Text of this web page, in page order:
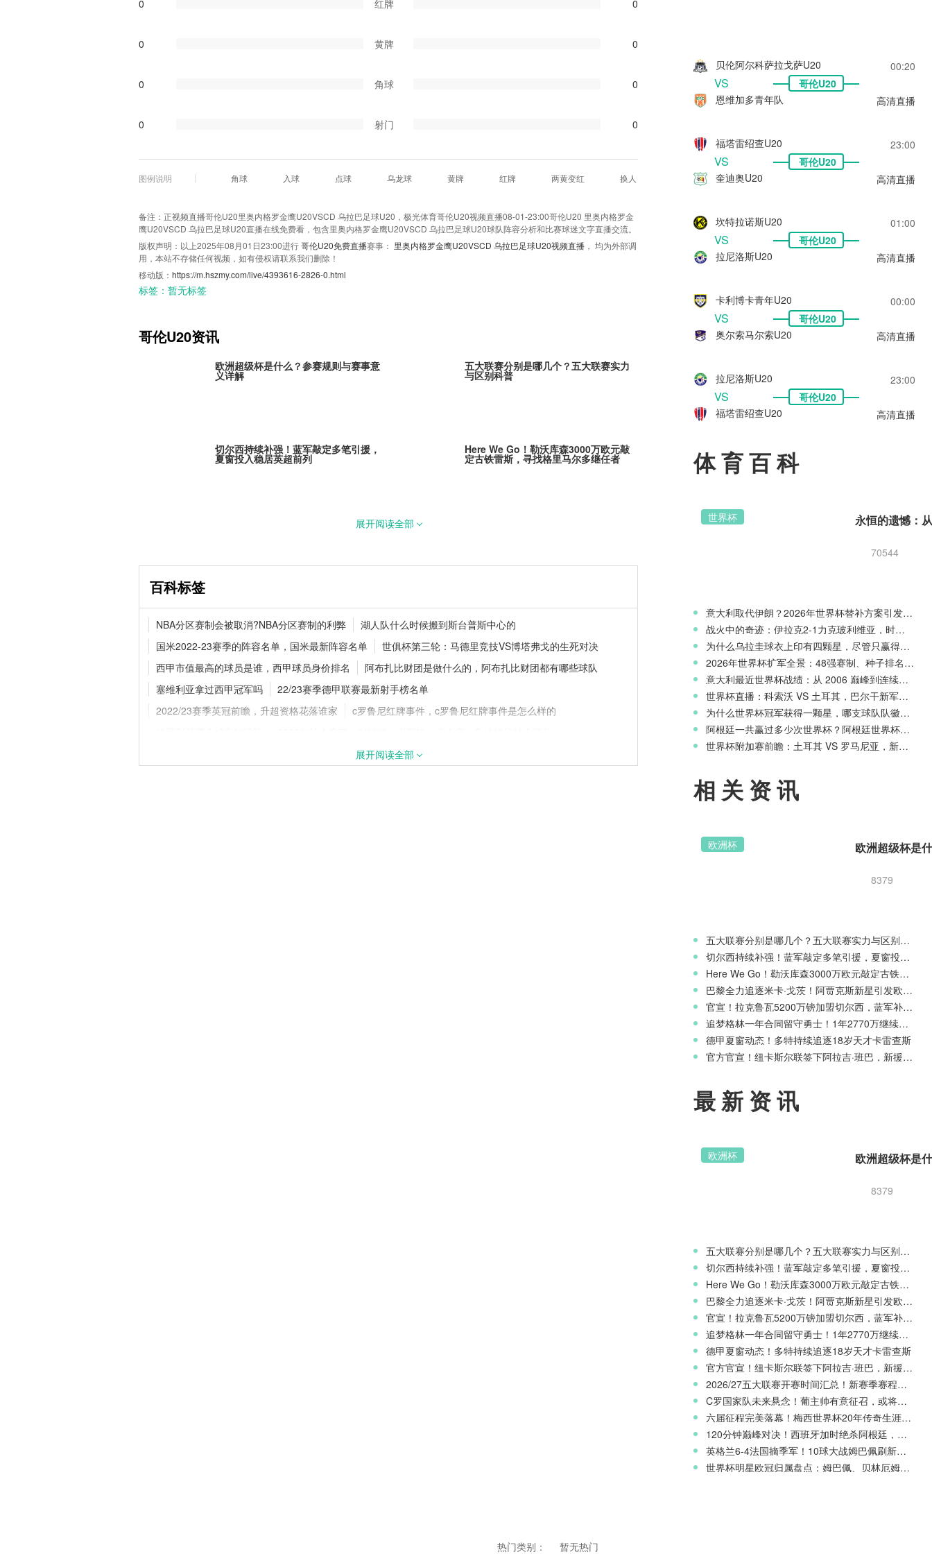
0 红牌 0
0 黄牌 0
0 角球 0
0 射门 0
图例说明 角球 入球 点球 乌龙球 黄牌 红牌 两黄变红 换人
备注：正视频直播哥伦U20里奥内格罗金鹰U20VSCD 乌拉巴足球U20，极光体育哥伦U20视频直播08-01-23:00哥伦U20 里奥内格罗金
鹰U20VSCD 乌拉巴足球U20直播在线免费看，包含里奥内格罗金鹰U20VSCD 乌拉巴足球U20球队阵容分析和比赛球迷文字直播交流。
版权声明：以上2025年08月01日23:00进行哥伦U20免费直播赛事： 里奥内格罗金鹰U20VSCD 乌拉巴足球U20视频直播 ， 均为外部调
用，本站不存储任何视频，如有侵权请联系我们删除！
移动版： https://m.hszmy.com/live/4393616-2826-0.html
标签： 暂无标签
哥伦U20资讯
欧洲超级杯是什么？参赛规则与赛事意
义详解
五大联赛分别是哪几个？五大联赛实力
与区别科普
切尔西持续补强！蓝军敲定多笔引援，
夏窗投入稳居英超前列
Here We Go！勒沃库森3000万欧元敲
定古铁雷斯，寻找格里马尔多继任者
巴黎全力追逐米卡·戈茨！阿贾克斯新星
追梦格林一年合同留守勇士！1年2770万
继续搭档库里 卡雷查斯
官方官宣！纽卡斯尔联签下阿拉吉·班
巴，新援身披8号战袍 赛程官宣
展开阅读全部
百科标签
NBA分区赛制会被取消?NBA分区赛制的利弊
湖人队什么时候搬到斯台普斯中心的
国米2022-23赛季的阵容名单，国米最新阵容名单
世俱杯第三轮：马德里竞技VS博塔弗戈的生死对决
西甲市值最高的球员是谁，西甲球员身价排名
阿布扎比财团是做什么的，阿布扎比财团都有哪些球队
塞维利亚拿过西甲冠军吗
22/23赛季德甲联赛最新射手榜名单
2022/23赛季英冠前瞻，升超资格花落谁家
c罗鲁尼红牌事件，c罗鲁尼红牌事件是怎么样的
2022年意甲夏季转会汇总，意甲转会最新消息
展开阅读全部
贝伦阿尔科萨拉戈萨U20 00:20
VS
哥伦U20
恩维加多青年队
高清直播
福塔雷绍查U20 23:00
VS
哥伦U20
奎迪奥U20
高清直播
坎特拉诺斯U20 01:00
VS
哥伦U20
拉尼洛斯U20
高清直播
卡利博卡青年U20 00:00
VS
哥伦U20
奥尔索马尔索U20
高清直播
拉尼洛斯U20 23:00
VS
哥伦U20
福塔雷绍查U20
高清直播
体育百科
世界杯
70544
意大利取代伊朗？2026年世界杯替补方案引发争议
战火中的奇迹：伊拉克2-1力克玻利维亚，时隔40年重返世界杯舞台
为什么乌拉圭球衣上印有四颗星，尽管只赢得两次世界杯冠军？
2026年世界杯扩军全景：48强赛制、种子排名与淘汰赛新规则
意大利最近世界杯战绩：从 2006 巅峰到连续三届无缘正赛的沉沦
世界杯直播：科索沃 VS 土耳其，巴尔干新军迎战星月军团
为什么世界杯冠军获得一颗星，哪支球队队徽上星星最多？
阿根廷一共赢过多少次世界杯？阿根廷世界杯历史战绩一览
世界杯附加赛前瞻：土耳其 VS 罗马尼亚，新月之星主场冲击世界杯
相关资讯
欧洲杯
8379
五大联赛分别是哪几个？五大联赛实力与区别科普
切尔西持续补强！蓝军敲定多笔引援，夏窗投入稳居英超前列
Here We Go！勒沃库森3000万欧元敲定古铁雷斯，寻找格里马尔多继任者
巴黎全力追逐米卡·戈茨！阿贾克斯新星引发欧冠豪门争夺
官宣！拉克鲁瓦5200万镑加盟切尔西，蓝军补强后防线
追梦格林一年合同留守勇士！1年2770万继续搭档库里
德甲夏窗动态！多特持续追逐18岁天才卡雷查斯
官方官宣！纽卡斯尔联签下阿拉吉·班巴，新援身披8号战袍
最新资讯
欧洲杯
8379
五大联赛分别是哪几个？五大联赛实力与区别科普
切尔西持续补强！蓝军敲定多笔引援，夏窗投入稳居英超前列
Here We Go！勒沃库森3000万欧元敲定古铁雷斯，寻找格里马尔多继任者
巴黎全力追逐米卡·戈茨！阿贾克斯新星引发欧冠豪门争夺
官宣！拉克鲁瓦5200万镑加盟切尔西，蓝军补强后防线
追梦格林一年合同留守勇士！1年2770万继续搭档库里
德甲夏窗动态！多特持续追逐18岁天才卡雷查斯
官方官宣！纽卡斯尔联签下阿拉吉·班巴，新援身披8号战袍
2026/27五大联赛开赛时间汇总！新赛季赛程官宣
C罗国家队未来悬念！葡主帅有意征召，或将出战欧国联
六届征程完美落幕！梅西世界杯20年传奇生涯完整回顾
120分钟巅峰对决！西班牙加时绝杀阿根廷，斩获2026世界杯冠军
英格兰6-4法国摘季军！10球大战姆巴佩刷新世界杯纪录
世界杯明星欧冠归属盘点：姆巴佩、贝林厄姆新赛季欧战前景
热门类别： 暂无热门